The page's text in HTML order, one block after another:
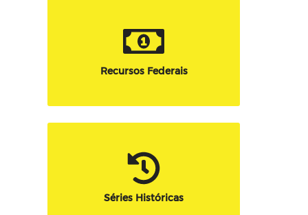
Recursos Federais
Séries Históricas